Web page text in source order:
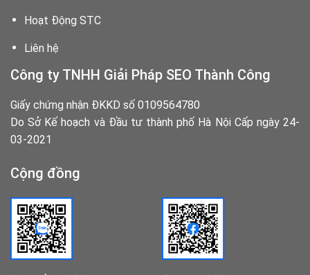
Hoạt Động STC
Liên hệ
Công ty TNHH Giải Pháp SEO Thành Công
Giấy chứng nhận ĐKKD số 0109564780
Do Sở Kế hoạch và Đầu tư thành phố Hà Nội Cấp ngày 24-
03-2021
Cộng đồng